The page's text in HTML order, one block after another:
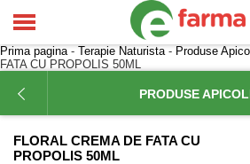
Prima pagina- Terapie Naturista- Produse
FATA CU PROPOLIS 50ML
PRODUSE
FLORAL CREMA DE FATA CU
PROPOLIS 50ML